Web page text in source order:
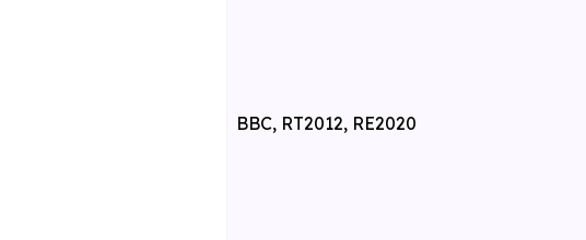
BBC, RT2012, RE2020